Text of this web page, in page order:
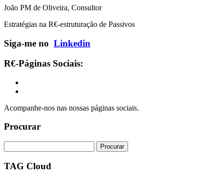
João PM de Oliveira, Consultor
Estratégias na R€-estruturação de Passivos
Siga-me no Linkedin
R€-Páginas Sociais:
Acompanhe-nos nas nossas páginas sociais.
Procurar
TAG Cloud